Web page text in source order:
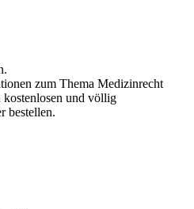
zum Thema Medizinrecht
kostenlosen und völlig
bestellen.